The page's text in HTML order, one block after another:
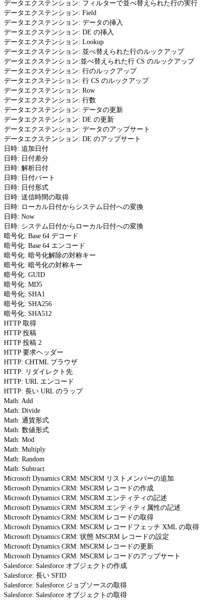
データエクステンション: フィルターで並べ替えられた行の実行
データエクステンション: Field
データエクステンション: データの挿入
データエクステンション: DE の挿入
データエクステンション: Lookup
データエクステンション: 並べ替えられた行のルックアップ
データエクステンション:並べ替えられた行 CS のルックアップ
データエクステンション: 行のルックアップ
データエクステンション: 行 CS のルックアップ
データエクステンション: Row
データエクステンション: 行数
データエクステンション: データの更新
データエクステンション: DE の更新
データエクステンション: データのアップサート
データエクステンション: DE のアップサート
日時: 追加日付
日時: 日付差分
日時: 解析日付
日時: 日付パート
日時: 日付形式
日時: 送信時間の取得
日時: ローカル日付からシステム日付への変換
日時: Now
日時: システム日付からローカル日付への変換
暗号化: Base 64 デコード
暗号化: Base 64 エンコード
暗号化: 暗号化解除の対称キー
暗号化: 暗号化の対称キー
暗号化: GUID
暗号化: MD5
暗号化: SHA1
暗号化: SHA256
暗号化: SHA512
HTTP 取得
HTTP 投稿
HTTP 投稿 2
HTTP 要求ヘッダー
HTTP: CHTML ブラウザ
HTTP: リダイレクト先
HTTP: URL エンコード
HTTP: 長い URL のラップ
Math: Add
Math: Divide
Math: 通貨形式
Math: 数値形式
Math: Mod
Math: Multiply
Math: Random
Math: Subtract
Microsoft Dynamics CRM: MSCRM リストメンバーの追加
Microsoft Dynamics CRM: MSCRM レコードの作成
Microsoft Dynamics CRM: MSCRM エンティティの記述
Microsoft Dynamics CRM: MSCRM エンティティ属性の記述
Microsoft Dynamics CRM: MSCRM レコードの取得
Microsoft Dynamics CRM: MSCRM レコードフェッチ XML の取得
Microsoft Dynamics CRM: 状態 MSCRM レコードの設定
Microsoft Dynamics CRM: MSCRM レコードの更新
Microsoft Dynamics CRM: MSCRM レコードのアップサート
Salesforce: Salesforce オブジェクトの作成
Salesforce: 長い SFID
Salesforce: Salesforce ジョブソースの取得
Salesforce: Salesforce オブジェクトの取得